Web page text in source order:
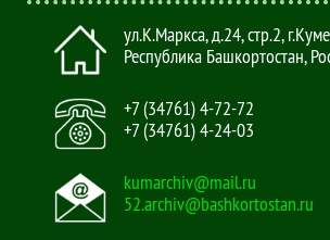
ул.К.Маркса, д.24, стр.2,
Республика Башкортостан,
+7 (34761) 4-72-72
+7 (34761) 4-24-03
kumarchiv@mail.ru
52.archiv@bashkortostan.ru